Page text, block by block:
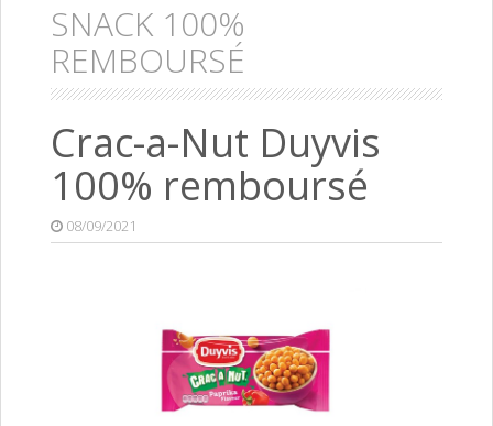
SNACK 100%
REMBOURSÉ
Crac-a-Nut Duyvis
100% remboursé
08/09/2021